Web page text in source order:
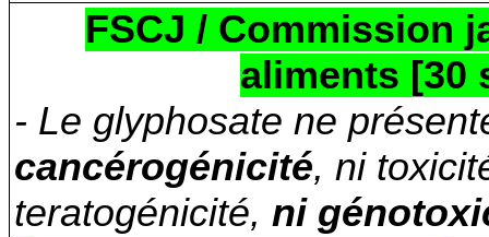
FSCJ / Commission
aliments [30
- Le glyphosate ne
cancérogénicité, ni
teratogénicité, ni